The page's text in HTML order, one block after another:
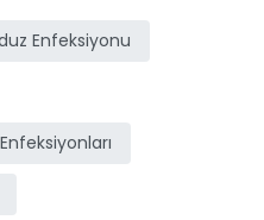
Enfeksiyonu